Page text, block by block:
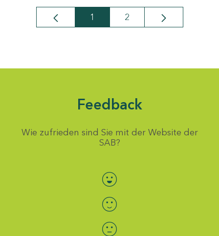
Seite
1 Seite
2
Feedback
Wie zufrieden sind Sie mit der Website der
SAB?
Bewertung auswählen